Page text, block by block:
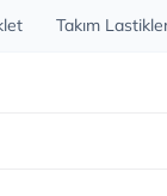
Takım